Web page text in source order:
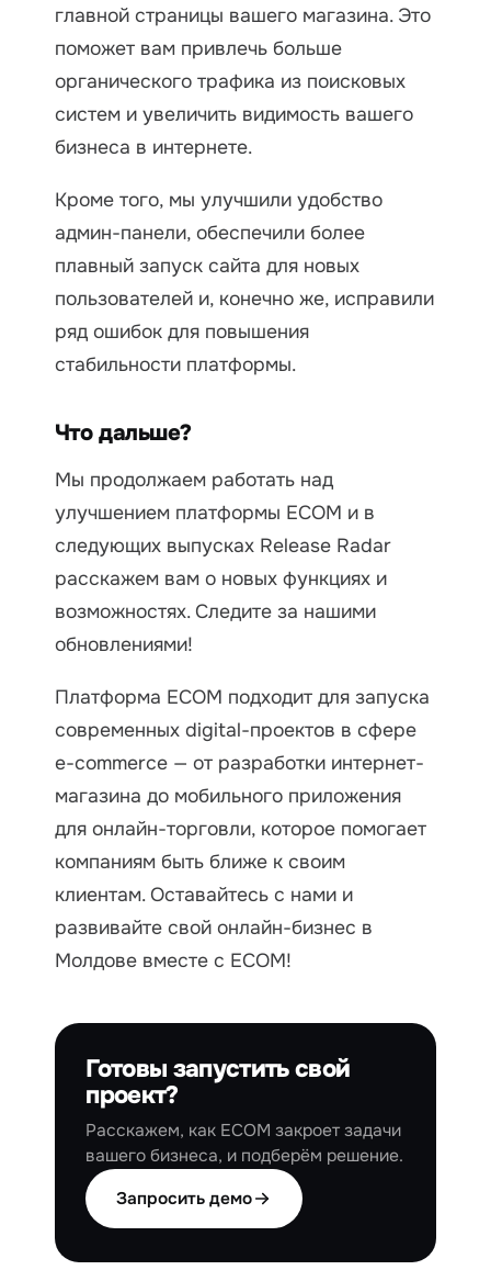
главной страницы вашего магазина. Это
поможет вам привлечь больше
органического трафика из поисковых
систем и увеличить видимость вашего
бизнеса в интернете.
Кроме того, мы улучшили удобство
админ-панели, обеспечили более
плавный запуск сайта для новых
пользователей и, конечно же, исправили
ряд ошибок для повышения
стабильности платформы.
Что дальше?
Мы продолжаем работать над
улучшением платформы ECOM и в
следующих выпусках Release Radar
расскажем вам о новых функциях и
возможностях. Следите за нашими
обновлениями!
Платформа ECOM подходит для запуска
современных digital-проектов в сфере
e-commerce — от разработки интернет-
магазина до мобильного приложения
для онлайн-торговли, которое помогает
компаниям быть ближе к своим
клиентам. Оставайтесь с нами и
развивайте свой онлайн-бизнес в
Молдове вместе с ECOM!
Готовы запустить свой
проект?
Расскажем, как ECOM закроет задачи
вашего бизнеса, и подберём решение.
Запросить демо